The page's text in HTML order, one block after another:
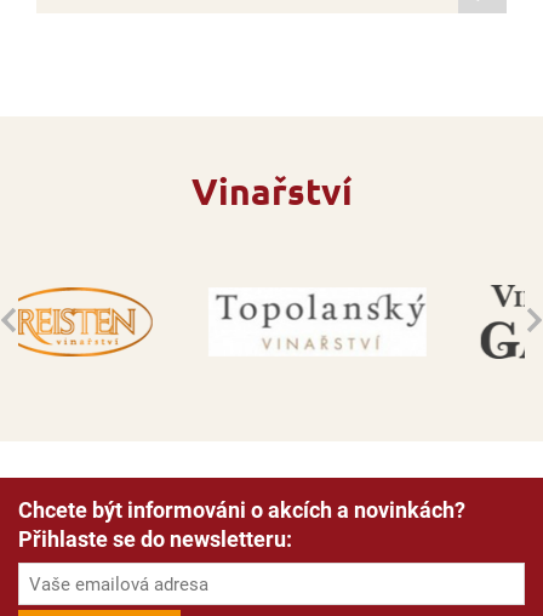
Vinařství
Chcete být informováni o akcích a novinkách?
Přihlaste se do newsletteru: